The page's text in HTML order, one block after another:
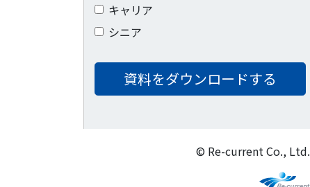
キャリア
シニア
資料をダウンロードする
© Re-current Co., Ltd.